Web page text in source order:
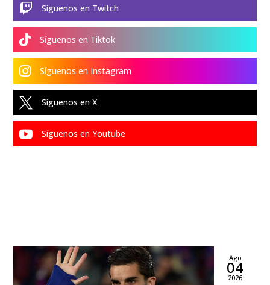
 Síguenos en Twitch
 Síguenos en Tiktok
 Síguenos en Instagram
 Síguenos en X
 Síguenos en Youtube
Ago
04
2026